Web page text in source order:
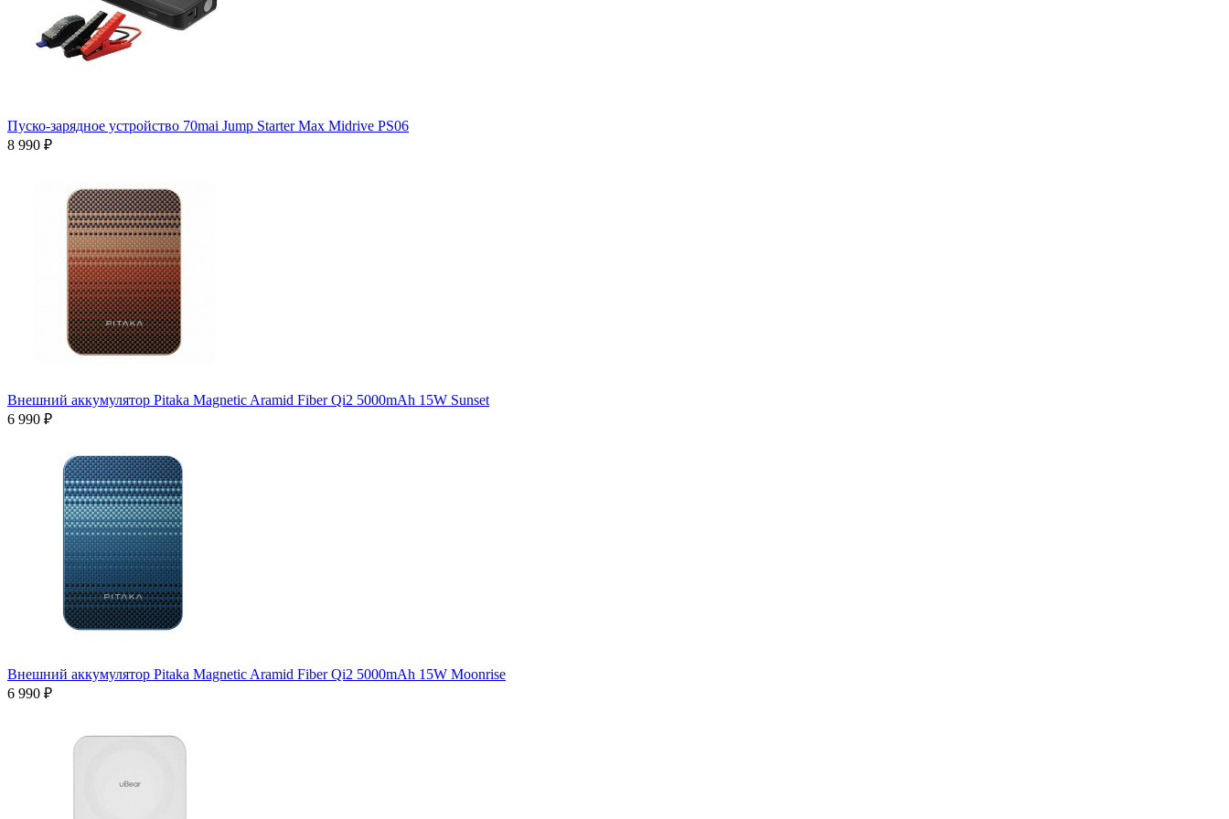
Пуско-зарядное устройство 70mai Jump Starter Max Midrive PS06
8 990 ₽
Внешний аккумулятор Pitaka Magnetic Aramid Fiber Qi2 5000mAh 15W Sunset
6 990 ₽
Внешний аккумулятор Pitaka Magnetic Aramid Fiber Qi2 5000mAh 15W Moonrise
6 990 ₽